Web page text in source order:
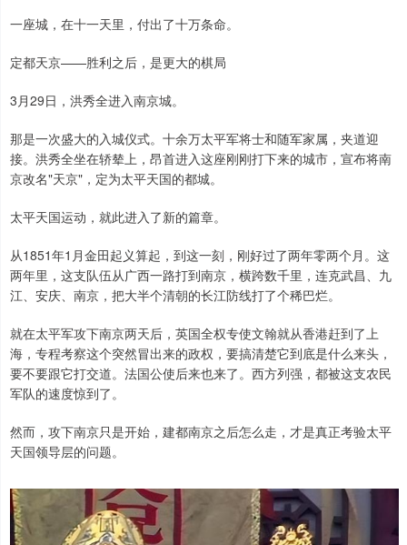
一座城，在十一天里，付出了十万条命。
定都天京——胜利之后，是更大的棋局
3月29日，洪秀全进入南京城。
那是一次盛大的入城仪式。十余万太平军将士和随军家属，夹道迎
接。洪秀全坐在轿辇上，昂首进入这座刚刚打下来的城市，宣布将南
京改名"天京"，定为太平天国的都城。
太平天国运动，就此进入了新的篇章。
从1851年1月金田起义算起，到这一刻，刚好过了两年零两个月。这
两年里，这支队伍从广西一路打到南京，横跨数千里，连克武昌、九
江、安庆、南京，把大半个清朝的长江防线打了个稀巴烂。
就在太平军攻下南京两天后，英国全权专使文翰就从香港赶到了上
海，专程考察这个突然冒出来的政权，要搞清楚它到底是什么来头，
要不要跟它打交道。法国公使后来也来了。西方列强，都被这支农民
军队的速度惊到了。
然而，攻下南京只是开始，建都南京之后怎么走，才是真正考验太平
天国领导层的问题。